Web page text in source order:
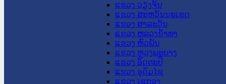
ແຂວງ ວຽງຈັນ
ແຂວງ ສະຫວັນນະເຂດ
ແຂວງ ສາລະວັນ
ແຂວງ ຫລວງນໍ້າທາ
ແຂວງ ຫົວພັນ
ແຂວງ ຫຼວງພະບາງ
ແຂວງ ອັດຕະປື
ແຂວງ ອຸດົມໄຊ
ແຂວງ ເຊກອງ